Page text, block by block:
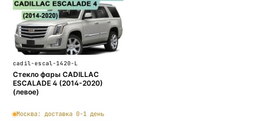
cadil-escal-1420-L
Стекло фары CADILLAC
ESCALADE 4 (2014-2020)
(левое)
Москва: доставка 0-1 день